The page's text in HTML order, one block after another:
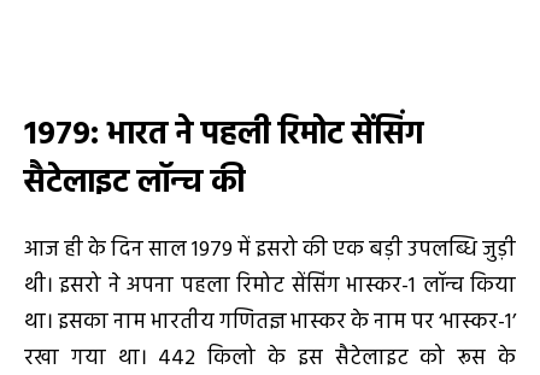
1979: भारत ने पहली रिमोट सेंसिंग
सैटेलाइट लॉन्च की
आज ही के दिन साल 1979 में इसरो की एक बड़ी उपलब्धि जुड़ी
थी। इसरो ने अपना पहला रिमोट सेंसिंग भास्कर-1 लॉन्च किया
था। इसका नाम भारतीय गणितज्ञ भास्कर के नाम पर ‘भास्कर-1’
रखा गया था। 442 किलो के इस सैटेलाइट को रूस के